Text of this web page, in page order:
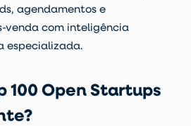
agendamentos e
venda com inteligência
especializada.
100 Open Startups